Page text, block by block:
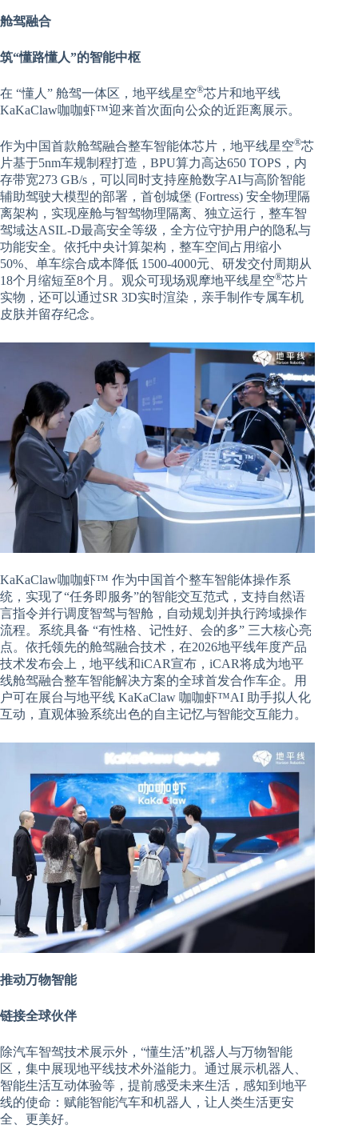
舱驾融合
筑“懂路懂人”的智能中枢
在 “懂人” 舱驾一体区，地平线星空®芯片和地平线
KaKaClaw咖咖虾™迎来首次面向公众的近距离展示。
作为中国首款舱驾融合整车智能体芯片，地平线星空®芯
片基于5nm车规制程打造，BPU算力高达650 TOPS，内
存带宽273 GB/s，可以同时支持座舱数字AI与高阶智能
辅助驾驶大模型的部署，首创城堡 (Fortress) 安全物理隔
离架构，实现座舱与智驾物理隔离、独立运行，整车智
驾域达ASIL-D最高安全等级，全方位守护用户的隐私与
功能安全。依托中央计算架构，整车空间占用缩小
50%、单车综合成本降低 1500-4000元、研发交付周期从
18个月缩短至8个月。观众可现场观摩地平线星空®芯片
实物，还可以通过SR 3D实时渲染，亲手制作专属车机
皮肤并留存纪念。
KaKaClaw咖咖虾™ 作为中国首个整车智能体操作系
统，实现了“任务即服务”的智能交互范式，支持自然语
言指令并行调度智驾与智舱，自动规划并执行跨域操作
流程。系统具备 “有性格、记性好、会的多” 三大核心亮
点。依托领先的舱驾融合技术，在2026地平线年度产品
技术发布会上，地平线和iCAR宣布，iCAR将成为地平
线舱驾融合整车智能解决方案的全球首发合作车企。用
户可在展台与地平线 KaKaClaw 咖咖虾™AI 助手拟人化
互动，直观体验系统出色的自主记忆与智能交互能力。
推动万物智能
链接全球伙伴
除汽车智驾技术展示外，“懂生活”机器人与万物智能
区，集中展现地平线技术外溢能力。通过展示机器人、
智能生活互动体验等，提前感受未来生活，感知到地平
线的使命：赋能智能汽车和机器人，让人类生活更安
全、更美好。